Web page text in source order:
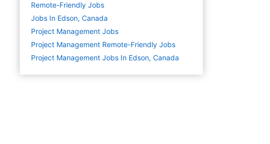
Remote-Friendly Jobs
Jobs In Edson, Canada
Project Management Jobs
Project Management Remote-Friendly Jobs
Project Management Jobs In Edson, Canada